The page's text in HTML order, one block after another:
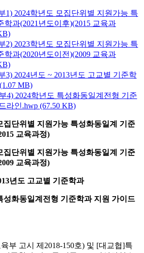
1) 2024학년도 모집단위별 지원가능 특
학과(2021년도이후)(2015 교육과
2) 2023학년도 모집단위별 지원가능 특
학과(2020년도이전)(2009 교육과
3) 2024년도 ~ 2013년도 고교별 기준학
MB)
4) 2024학년도 특성화동일계전형 기준
라인.hwp (67.50 KB)
집단위별 지원가능 특성화동일계 기준
교육과정)
집단위별 지원가능 특성화동일계 기준
교육과정)
년도 고교별 기준학과
성화동일계전형 기준학과 지원 가이드
부 고시 제2018-150호) 및 [대교협]특